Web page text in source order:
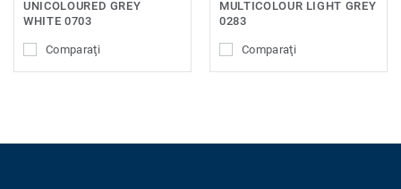
UNICOLOURED GREY
WHITE 0703
Comparaţi
MULTICOLOUR LIGHT GREY
0283
Comparaţi